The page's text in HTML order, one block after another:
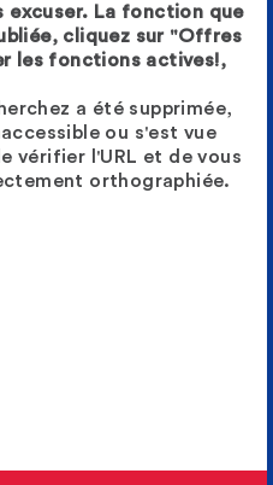
excuser. La fonction que
cliquez sur "Offres
les fonctions actives!,
a été supprimée,
ou s'est vue
vérifier l'URL et de vous
orthographiée.